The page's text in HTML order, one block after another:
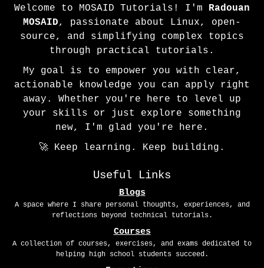
Welcome to MOSAID Tutorials! I'm Radouan
MOSAID, passionate about Linux, open-
source, and simplifying complex topics
through practical tutorials.
My goal is to empower you with clear,
actionable knowledge you can apply right
away. Whether you're here to level up
your skills or just explore something
new, I'm glad you're here.
🚀 Keep learning. Keep building.
Useful Links
Blogs
A space where I share personal thoughts, experiences, and
reflections beyond technical tutorials.
Courses
A collection of courses, exercises, and exams dedicated to
helping high school students succeed.